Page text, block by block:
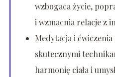
wzbogaca życie,
i wzmacnia relacje z
Medytacja i ćwiczenia
skutecznymi
harmonię ciała i